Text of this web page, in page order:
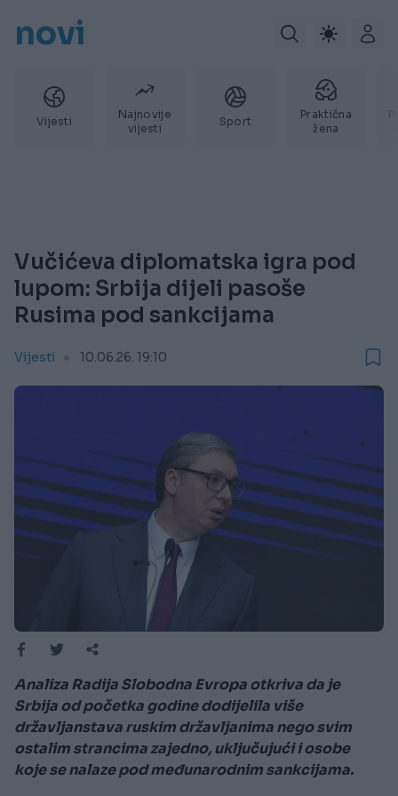
novi
Vijesti
Najnovije
vijesti
Sport
Praktična
žena
Vučićeva diplomatska igra pod
lupom: Srbija dijeli pasoše
Rusima pod sankcijama
Vijesti 10.06.26. 19:10
Analiza Radija Slobodna Evropa otkriva da je
Srbija od početka godine dodijelila više
državljanstava ruskim državljanima nego svim
ostalim strancima zajedno, uključujući i osobe
koje se nalaze pod međunarodnim sankcijama.